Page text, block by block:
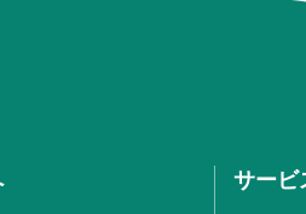
サービ